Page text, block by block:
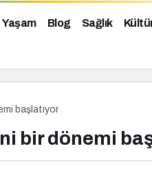
Yaşam Blog Sağlık
başlatıyor
bir dönemi